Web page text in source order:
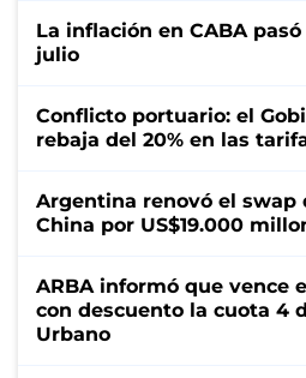
La inflación en CABA pasó
julio
Conflicto portuario: el
rebaja del 20% en las
Argentina renovó el swap
China por US$19.000
ARBA informó que vence
con descuento la cuota 4
Urbano